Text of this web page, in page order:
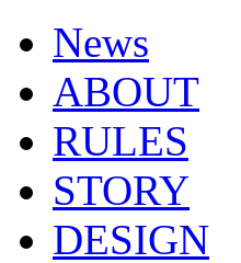
News
ABOUT
RULES
STORY
DESIGN